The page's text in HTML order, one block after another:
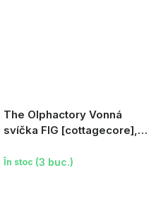
The Olphactory Vonná
svíčka FIG [cottagecore],
În stoc (3 buc.)